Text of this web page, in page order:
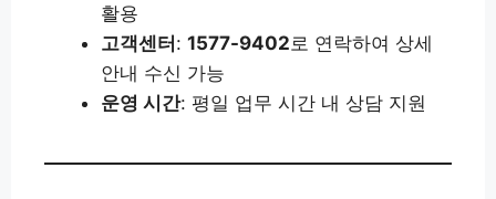
활용
고객센터: 1577-9402 로 연락하여 상세
안내 수신 가능
운영 시간: 평일 업무 시간 내 상담 지원